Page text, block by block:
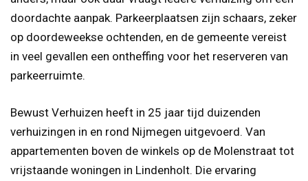
doordachte aanpak. Parkeerplaatsen zijn schaars, zeker
op doordeweekse ochtenden, en de gemeente vereist
in veel gevallen een ontheffing voor het reserveren van
parkeerruimte.
Bewust Verhuizen heeft in 25 jaar tijd duizenden
verhuizingen in en rond Nijmegen uitgevoerd. Van
appartementen boven de winkels op de Molenstraat tot
vrijstaande woningen in Lindenholt. Die ervaring